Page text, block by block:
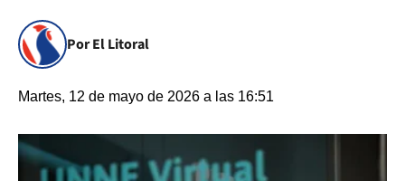
Por El Litoral
Martes, 12 de mayo de 2026 a las 16:51